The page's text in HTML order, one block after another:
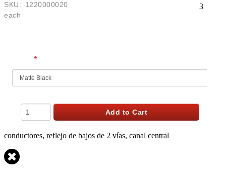
SKU:
1220000020
each
*
Add to Cart
3
conductores, reflejo de bajos de 2 vías, canal central